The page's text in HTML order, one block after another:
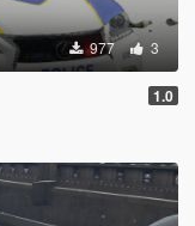
977 3
1.0